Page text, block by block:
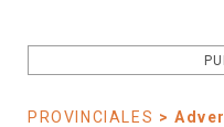
PROVINCIALES >